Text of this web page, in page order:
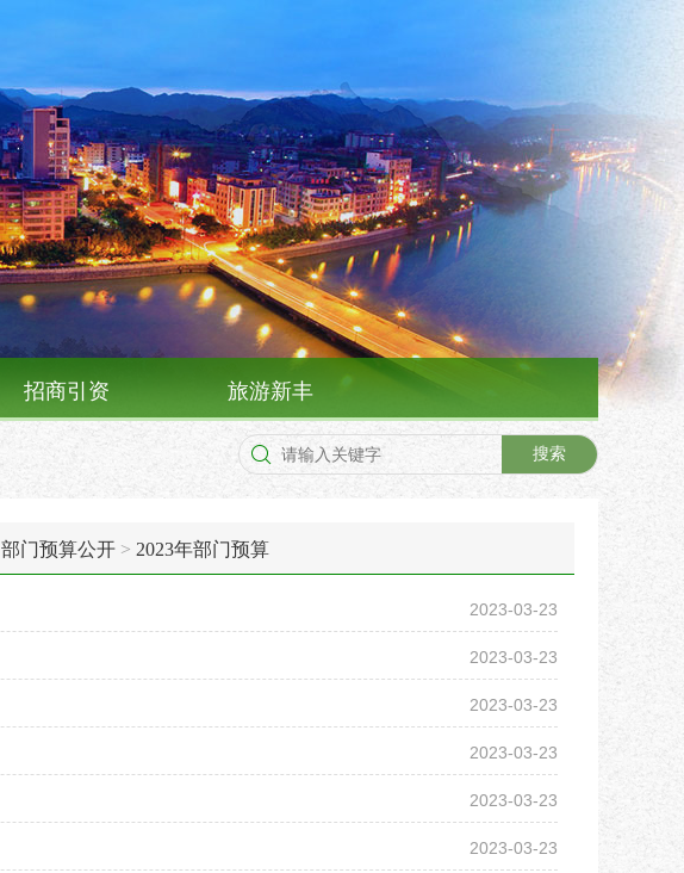
招商引资 旅游新丰
搜索
部门预算公开 > 2023年部门预算
2023-03-23
2023-03-23
2023-03-23
2023-03-23
2023-03-23
2023-03-23